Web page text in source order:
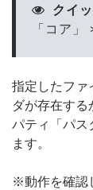
クイ
「コア」
指定したファ
ダが存在す
パティ「パス
ます。
※動作を確認